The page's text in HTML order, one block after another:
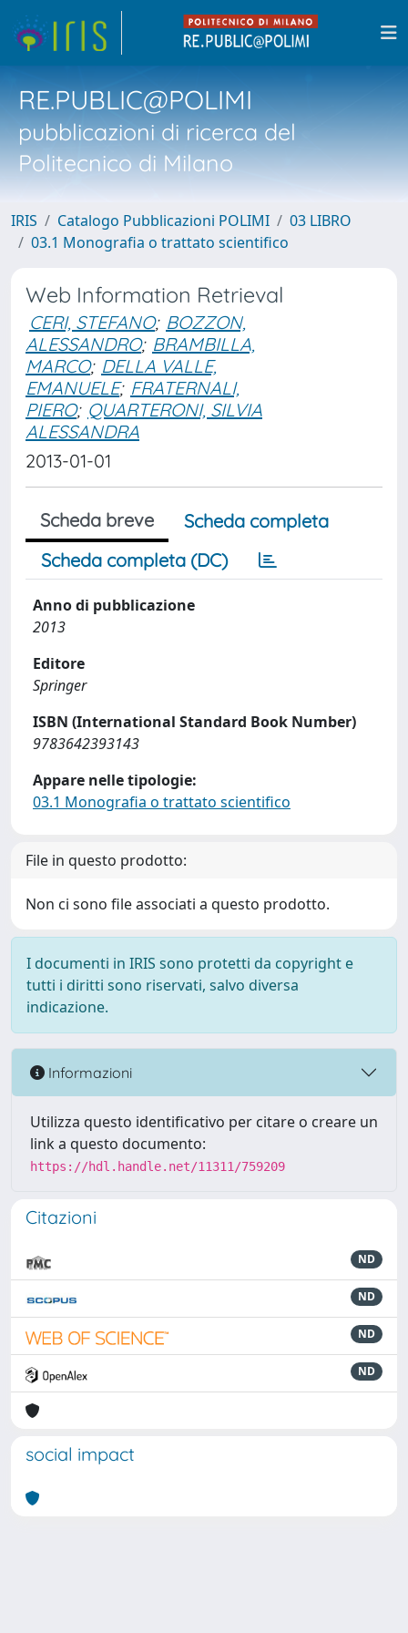
RE.PUBLIC@POLIMI
pubblicazioni di ricerca del
Politecnico di Milano
IRIS Catalogo Pubblicazioni POLIMI
03 LIBRO
03.1 Monografia o trattato scientifico
Web Information Retrieval
CERI, STEFANO; BOZZON,
ALESSANDRO; BRAMBILLA,
MARCO; DELLA VALLE,
EMANUELE; FRATERNALI,
PIERO; QUARTERONI, SILVIA
ALESSANDRA
2013-01-01
Scheda breve
Scheda completa
Scheda completa (DC)
Anno di pubblicazione
2013
Editore
Springer
ISBN (International Standard Book Number)
9783642393143
Appare nelle tipologie:
03.1 Monografia o trattato scientifico
File in questo prodotto:
Non ci sono file associati a questo prodotto.
I documenti in IRIS sono protetti da copyright e
tutti i diritti sono riservati, salvo diversa
indicazione.
Informazioni
Utilizza questo identificativo per citare o creare un
link a questo documento:
https://hdl.handle.net/11311/759209
Citazioni
ND
ND
ND
ND
social impact